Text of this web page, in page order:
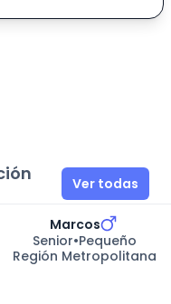
Ver todas
Marcos
Senior•Pequeño
Región Metropolitana